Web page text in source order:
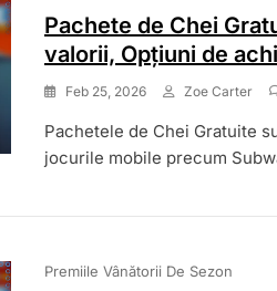
Pachete de Chei
valorii, Opțiuni de
Feb 25, 2026 Zoe Carter
Pachetele de Chei Gratuite
jocurile mobile precum
Premiile Vânătorii De Sezon